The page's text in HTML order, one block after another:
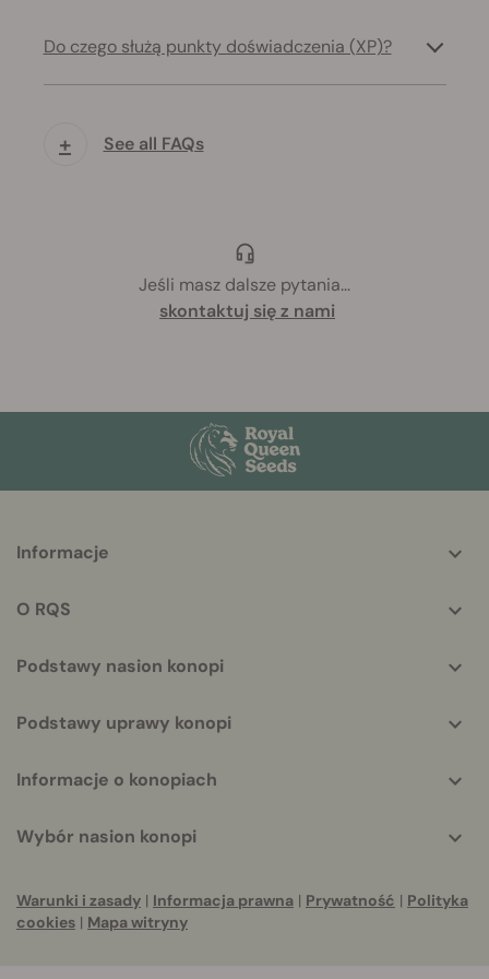
Do czego służą punkty doświadczenia (XP)?
+ See all FAQs
Jeśli masz dalsze pytania...
skontaktuj się z nami
helpful
Informacje
O RQS
Podstawy nasion konopi
Podstawy uprawy konopi
Informacje o konopiach
Wybór nasion konopi
Warunki i zasady | Informacja prawna | Prywatność | Polityka
cookies | Mapa witryny